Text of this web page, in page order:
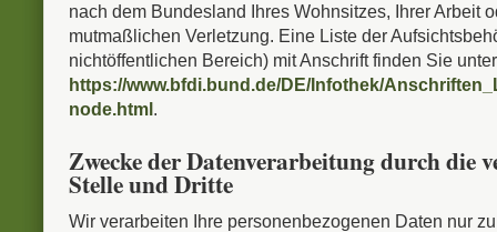
nach dem Bundesland Ihres Wohnsitzes, Ihrer Arbeit
mutmaßlichen Verletzung. Eine Liste der
nichtöffentlichen Bereich) mit Anschrift finden Sie
https://www.bfdi.bund.de/DE/Infothek/
node.html .
Zwecke der Datenverarbeitung durch die
Stelle und Dritte
Wir verarbeiten Ihre personenbezogenen Daten nur